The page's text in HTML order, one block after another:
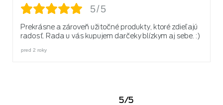
5/5
Prekrásne a zároveň užitočné produkty, ktoré zdieľajú
radosť. Rada u vás kupujem darčeky blízkym aj sebe. :)
pred 2 roky
5/5